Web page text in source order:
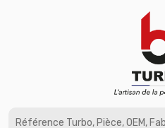
Panneau de gestion des cookies